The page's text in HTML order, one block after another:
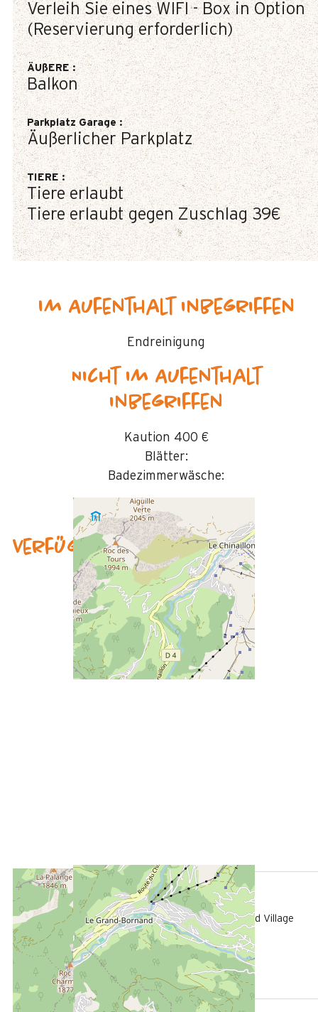
Verleih Sie eines WIFI - Box in Option
(Reservierung erforderlich)
ÄUßERE:
Balkon
Parkplatz Garage:
Äußerlicher Parkplatz
TIERE:
Tiere erlaubt
Tiere erlaubt gegen Zuschlag 39€
Im Aufenthalt inbegriffen
Endreinigung
Nicht im Aufenthalt
inbegriffen
Kaution 400 €
Blätter:
Badezimmerwäsche:
Verfügbarkeit & Preise
ENTFERNT :
1200 m
Die Touristen-Information in Le Grand-Bornand Village
800 m
vom Freizeitpark aus
20 m
Des Stoppens Schiffchen im Sommer